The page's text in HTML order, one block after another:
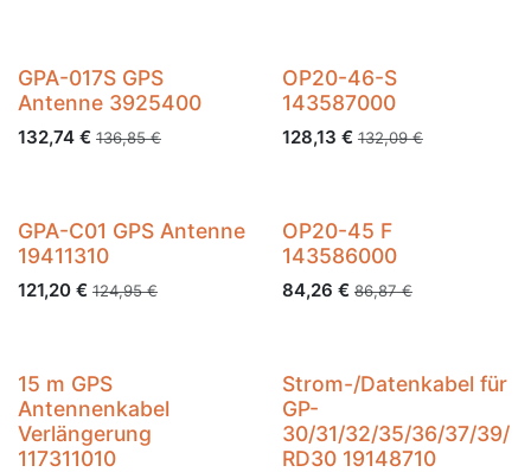
GPA-017S GPS
Antenne 3925400
132,74 € 136,85€
OP20-46-S
143587000
128,13 € 132,09€
GPA-C01 GPS Antenne
19411310
121,20 € 124,95€
OP20-45 F
143586000
84,26 € 86,87€
15 m GPS
Antennenkabel
Verlängerung
117311010
Strom-/Datenkabel für
GP-
30/31/32/35/36/37/39/
RD30 19148710